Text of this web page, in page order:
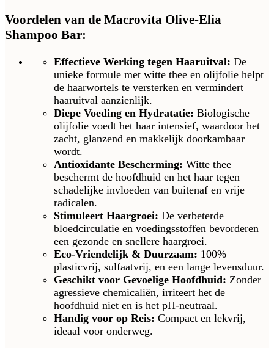
Voordelen van de Macrovita Olive-Elia
Shampoo Bar:
Effectieve Werking tegen Haaruitval: De
unieke formule met witte thee en olijfolie helpt
de haarwortels te versterken en vermindert
haaruitval aanzienlijk.
Diepe Voeding en Hydratatie: Biologische
olijfolie voedt het haar intensief, waardoor het
zacht, glanzend en makkelijk doorkambaar
wordt.
Antioxidante Bescherming: Witte thee
beschermt de hoofdhuid en het haar tegen
schadelijke invloeden van buitenaf en vrije
radicalen.
Stimuleert Haargroei: De verbeterde
bloedcirculatie en voedingsstoffen bevorderen
een gezonde en snellere haargroei.
Eco-Vriendelijk & Duurzaam: 100%
plasticvrij, sulfaatvrij, en een lange levensduur.
Geschikt voor Gevoelige Hoofdhuid: Zonder
agressieve chemicaliën, irriteert het de
hoofdhuid niet en is het pH-neutraal.
Handig voor op Reis: Compact en lekvrij,
ideaal voor onderweg.